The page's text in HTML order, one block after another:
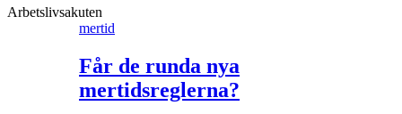
Arbetslivsakuten
mertid
Får de runda nya
mertidsreglerna?